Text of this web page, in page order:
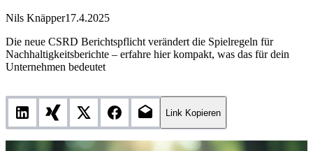
Nils Knäpper17.4.2025
Die neue CSRD Berichtspflicht verändert die Spielregeln für
Nachhaltigkeitsberichte – erfahre hier kompakt, was das für dein
Unternehmen bedeutet
Link Kopieren